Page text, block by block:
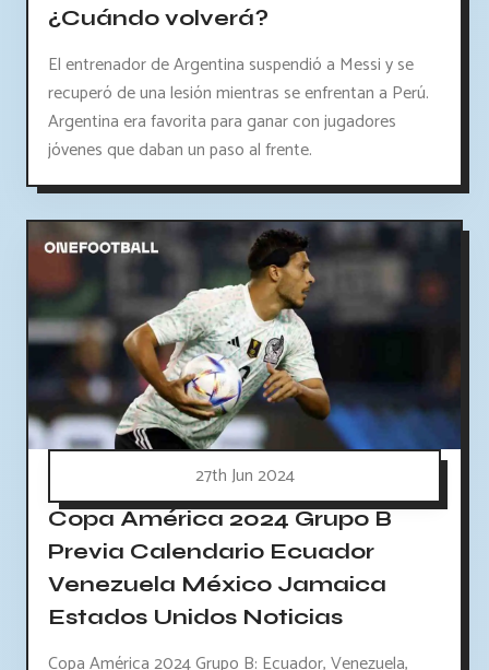
¿Cuándo volverá?
El entrenador de Argentina suspendió a Messi y se
recuperó de una lesión mientras se enfrentan a Perú.
Argentina era favorita para ganar con jugadores
jóvenes que daban un paso al frente.
27th Jun 2024
Copa América 2024 Grupo B
Previa Calendario Ecuador
Venezuela México Jamaica
Estados Unidos Noticias
Copa América 2024 Grupo B: Ecuador, Venezuela,